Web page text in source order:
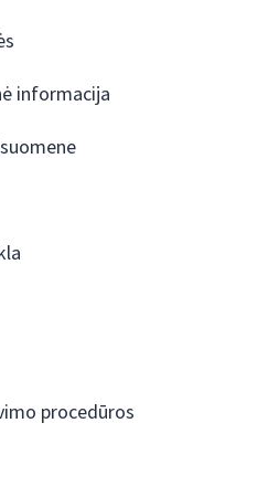
informacija
procedūros